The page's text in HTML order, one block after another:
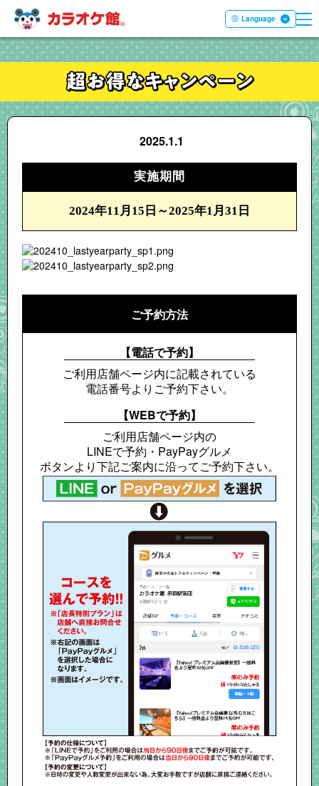
本文へ移動する Language
2025.1.1
実施期間
2024年11月15日 ～2025年1月31日
ご予約方法
【電話で予約】
ご利用店舗ページ内に記載されている
電話番号よりご予約下さい。
【WEBで予約】
ご利用店舗ページ内の
LINEで予約・PayPayグルメ
ボタンより下記ご案内に沿ってご予約下さい。